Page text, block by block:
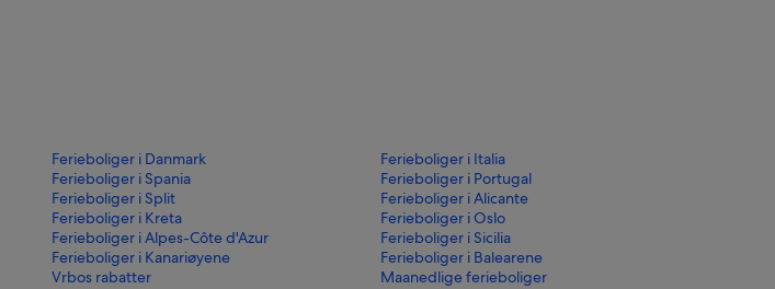
Ferieboliger i Danmark
Ferieboliger i Italia
Ferieboliger i Spania
Ferieboliger i Portugal
Ferieboliger i Split
Ferieboliger i Alicante
Ferieboliger i Kreta
Ferieboliger i Oslo
Ferieboliger i Alpes-Côte d'Azur
Ferieboliger i Sicilia
Ferieboliger i Kanariøyene
Ferieboliger i Balearene
Vrbos rabatter
Maanedlige ferieboliger